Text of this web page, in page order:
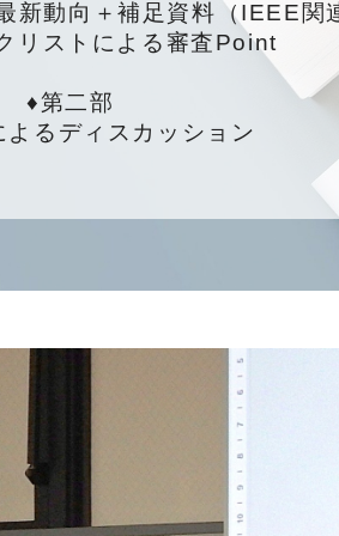
新動向＋補足資料（ IEEE関
リストによる審査Point
♦第二部
よるディスカッション